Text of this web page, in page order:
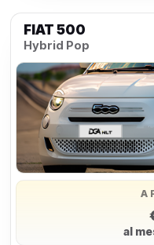
FIAT 500
Hybrid Pop
A
al